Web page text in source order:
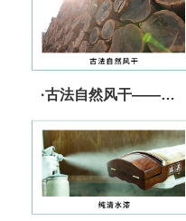
·古法自然风干——实力储备 音质上乘